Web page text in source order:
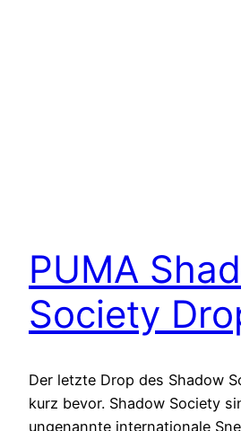
PUMA
Society
Der letzte Drop des Shadow
kurz bevor. Shadow Society
ungenannte internationale